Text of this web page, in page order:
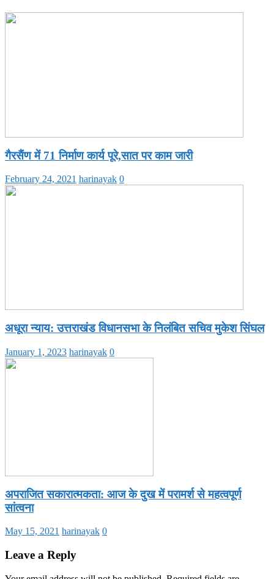
गैरसैंण में 71 निर्माण कार्य पूरे,सात पर काम जारी
February 24, 2021 harinayak 0
अधूरा न्याय: उत्तराखंड विधानसभा के निलंबित सचिव मुकेश सिंघल
January 1, 2023 harinayak 0
अपराजित सकारात्मकता: आज के दुख में परामर्श से महत्वपूर्ण
सांत्वना
May 15, 2021 harinayak 0
Leave a Reply